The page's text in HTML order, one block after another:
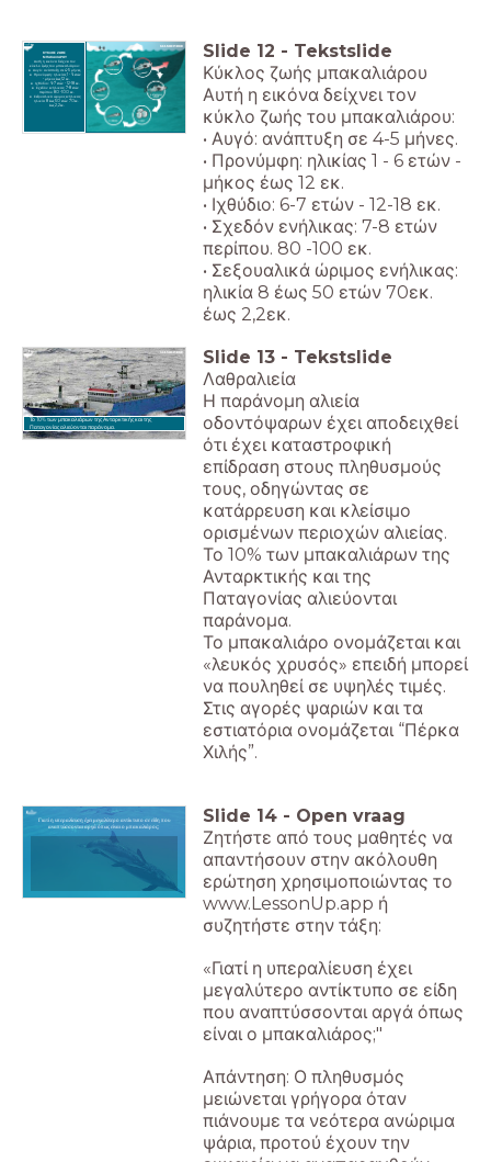
ΚΥΚΛΟΣ ΖΩΗΣ
ΜΠΑΚΑΛΙΑΡΟΥ
Αυτή η εικόνα δείχνει τον
κύκλο ζωής του μπακαλιάρου:
Αυγό: ανάπτυξη σε 4-5 μήνες.
Προνύμφη: ηλικίας 1 - 6 ετών
- μήκος έως 12 εκ.
Ιχθύδιο: 6-7 ετών - 12-18 εκ.
Σχεδόν ενήλικας: 7-8 ετών
περίπου 80 -100 εκ.
Σεξουαλικά ώριμος ενήλικας:
ηλικία 8 έως 50 ετών 70εκ.
έως 2,2εκ.
Slide 12 - Tekstslide
Κύκλος ζωής μπακαλιάρου
Αυτή η εικόνα δείχνει τον
κύκλο ζωής του μπακαλιάρου:
• Αυγό: ανάπτυξη σε 4-5 μήνες.
• Προνύμφη: ηλικίας 1 - 6 ετών -
μήκος έως 12 εκ.
• Ιχθύδιο: 6-7 ετών - 12-18 εκ.
• Σχεδόν ενήλικας: 7-8 ετών
περίπου. 80 -100 εκ.
• Σεξουαλικά ώριμος ενήλικας:
ηλικία 8 έως 50 ετών 70εκ.
έως 2,2εκ.
Το 10% των μπακαλιάρων της Ανταρκτικής και της
Παταγονίας αλιεύονται παράνομα.
Slide 13 - Tekstslide
Λαθραλιεία
Η παράνομη αλιεία
οδοντόψαρων έχει αποδειχθεί
ότι έχει καταστροφική
επίδραση στους πληθυσμούς
τους, οδηγώντας σε
κατάρρευση και κλείσιμο
ορισμένων περιοχών αλιείας.
Το 10% των μπακαλιάρων της
Ανταρκτικής και της
Παταγονίας αλιεύονται
παράνομα.
Το μπακαλιάρο ονομάζεται και
«λευκός χρυσός» επειδή μπορεί
να πουληθεί σε υψηλές τιμές.
Στις αγορές ψαριών και τα
εστιατόρια ονομάζεται “Πέρκα
Χιλής”.
Γιατί η υπεραλίευση έχει μεγαλύτερο αντίκτυπο σε είδη που
αναπτύσσονται αργά όπως είναι ο μπακαλιάρος;
Slide 14 - Open vraag
Ζητήστε από τους μαθητές να
απαντήσουν στην ακόλουθη
ερώτηση χρησιμοποιώντας το
www.LessonUp.app ή
συζητήστε στην τάξη:
«Γιατί η υπεραλίευση έχει
μεγαλύτερο αντίκτυπο σε είδη
που αναπτύσσονται αργά όπως
είναι ο μπακαλιάρος;"
Απάντηση: Ο πληθυσμός
μειώνεται γρήγορα όταν
πιάνουμε τα νεότερα ανώριμα
ψάρια, προτού έχουν την